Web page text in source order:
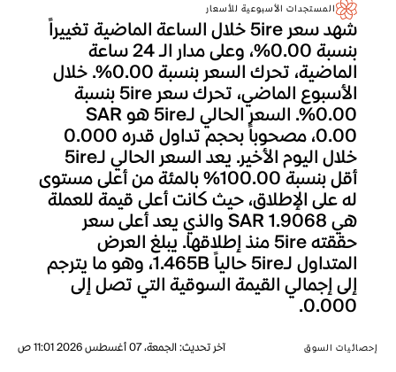
المستجدات الأسبوعية للأسعار
شهد سعر 5ire خلال الساعة الماضية تغييراً
بنسبة 0.00%، وعلى مدار الـ 24 ساعة
الماضية، تحرك السعر بنسبة 0.00%. خلال
الأسبوع الماضي، تحرك سعر 5ire بنسبة
0.00%. السعر الحالي لـ5ire هو SAR
0.00، مصحوباً بحجم تداول قدره 0.000
خلال اليوم الأخير. يعد السعر الحالي لـ5ire
أقل بنسبة 100.00% بالمئة من أعلى مستوى
له على الإطلاق، حيث كانت أعلى قيمة للعملة
هي SAR 1.9068 والذي يعد أعلى سعر
حققته 5ire منذ إطلاقها. يبلغ العرض
المتداول لـ5ire حالياً 1.465B، وهو ما يترجم
إلى إجمالي القيمة السوقية التي تصل إلى
0.000.
إحصائيات السوق آخر تحديث:الجمعة، 07 أغسطس 2026 11:01 ص